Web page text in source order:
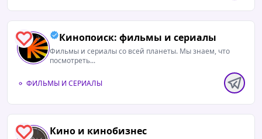
3 Кинопоиск: фильмы и сериалы
Фильмы и сериалы со всей планеты. Мы знаем, что
посмотреть...
ФИЛЬМЫ И СЕРИАЛЫ
1 Кино и кинобизнес